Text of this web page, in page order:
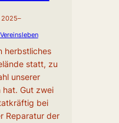
2025–
Vereinsleben
herbstliches
statt, zu
unserer
Gut zwei
bei
Reparatur der